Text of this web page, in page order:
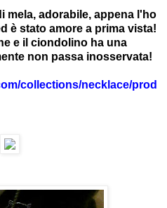
mela, adorabile, appena l'ho
è stato amore a prima vista!
e il ciondolino ha una
non passa inosservata!
collections/necklace/prod